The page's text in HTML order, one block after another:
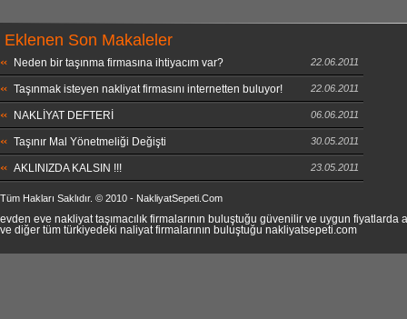
Eklenen Son Makaleler
Neden bir taşınma firmasına ihtiyacım var? 22.06.2011
Taşınmak isteyen nakliyat firmasını internetten buluyor! 22.06.2011
NAKLİYAT DEFTERİ 06.06.2011
Taşınır Mal Yönetmeliği Değişti 30.05.2011
AKLINIZDA KALSIN !!! 23.05.2011
Tüm Hakları Saklıdır. © 2010 - NakliyatSepeti.Com
evden eve nakliyat taşımacılık firmalarının buluştuğu güvenilir ve uygun
ve diğer tüm türkiyedeki naliyat firmalarının buluştuğu nakliyatsepeti.com